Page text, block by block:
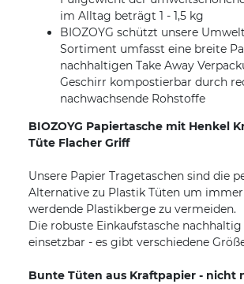
im Alltag beträgt 1 - 1,5 kg
BIOZOYG schützt unsere
Sortiment umfasst eine breite
nachhaltigen Take Away
Geschirr kompostierbar durch
nachwachsende Rohstoffe
BIOZOYG Papiertasche mit Henkel
Tüte Flacher Griff
Unsere Papier Tragetaschen sind die
Alternative zu Plastik Tüten um
werdende Plastikberge zu vermeiden.
Die robuste Einkaufstasche
einsetzbar - es gibt verschiedene
Bunte Tüten aus Kraftpapier - nicht